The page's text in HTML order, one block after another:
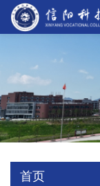
首页